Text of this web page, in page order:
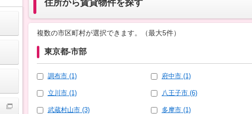
住所から賃貸物件を探す
複数の市区町村が選択できます。（最大5件）
東京都-市部
調布市(1) 府中市(1)
立川市(1) 八王子市(6)
武蔵村山市(3) 多摩市(1)